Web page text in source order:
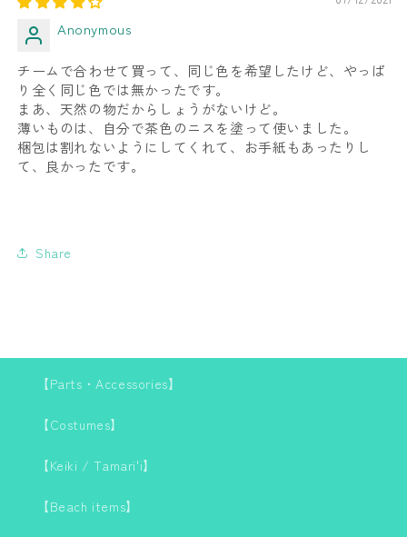
Anonymous
チームで合わせて買って、同じ色を希望したけど、やっぱ
り全く同じ色では無かったです。
まあ、天然の物だからしょうがないけど。
薄いものは、自分で茶色のニスを塗って使いました。
梱包は割れないようにしてくれて、お手紙もあったりし
て、良かったです。
Share
【Parts・Accessories】
【Costumes】
【Keiki / Tamari'i】
【Beach items】